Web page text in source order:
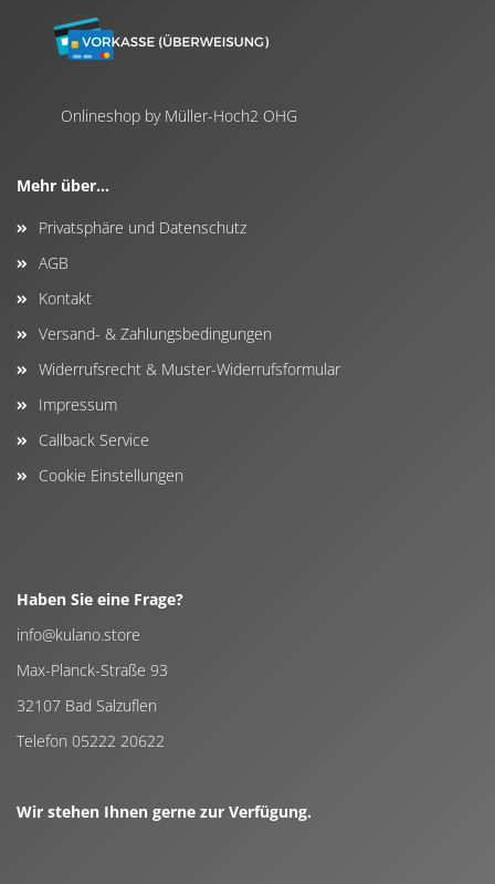
Onlineshop by Müller-Hoch2 OHG
Mehr über...
Privatsphäre und Datenschutz
AGB
Kontakt
Versand- & Zahlungsbedingungen
Widerrufsrecht & Muster-Widerrufsformular
Impressum
Callback Service
Cookie Einstellungen
Haben Sie eine Frage?
info@kulano.store
Max-Planck-Straße 93
32107 Bad Salzuflen
Telefon 05222 20622
Wir stehen Ihnen gerne zur Verfügung.